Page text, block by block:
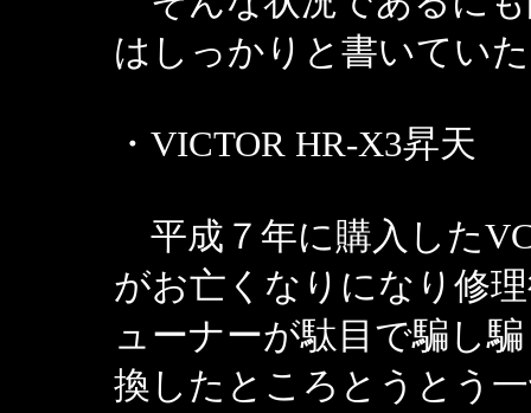
はしっかりと書いてい
・VICTOR HR-X3昇天
平成７年に購入した
がお亡くなりになり修
ューナーが駄目で騙し
換したところとうとう